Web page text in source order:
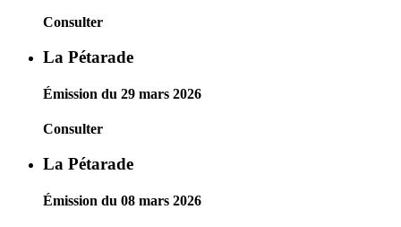
Consulter
La Pétarade
Émission du 29 mars 2026
Consulter
La Pétarade
Émission du 08 mars 2026